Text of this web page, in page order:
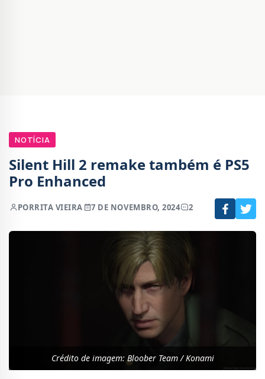
NOTÍCIA
Silent Hill 2 remake também é PS5
Pro Enhanced
PORRITA VIEIRA 7 DE NOVEMBRO, 2024 2
Crédito de imagem: Bloober Team / Konami